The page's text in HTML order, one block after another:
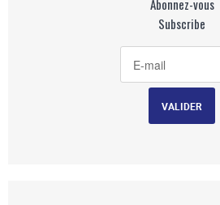
Abonnez-vous
Subscribe